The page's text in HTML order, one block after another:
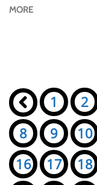
MORE
Seiten:
« 1 2
8
9 10
16
17 18